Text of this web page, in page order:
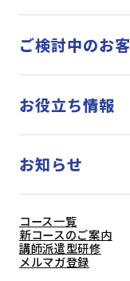
ご検討中のお
お役立ち情報
お知らせ
コース一覧
新コースのご案内
講師派遣型研修
メルマガ登録